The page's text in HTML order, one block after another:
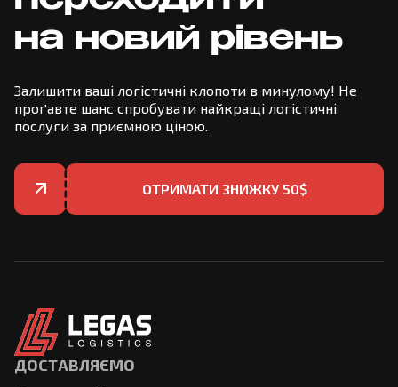
на новий рівень
Залишити ваші логістичні клопоти в минулому! Не
проґавте шанс спробувати найкращі логістичні
послуги за приємною ціною.
ОТРИМАТИ ЗНИЖКУ 50$
ДОСТАВЛЯЄМО